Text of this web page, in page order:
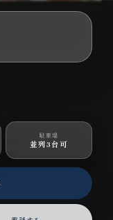
万円
駐車場
並列3台可